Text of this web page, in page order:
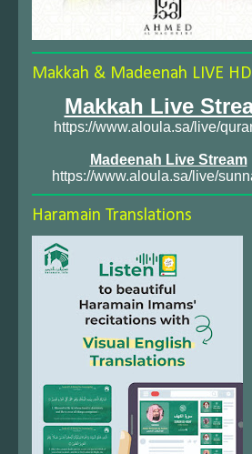
Makkah & Madeenah LIVE
Makkah Live
https://www.aloula.sa/live/
Madeenah Live Stream
https://www.aloula.sa/live/
Haramain Translations